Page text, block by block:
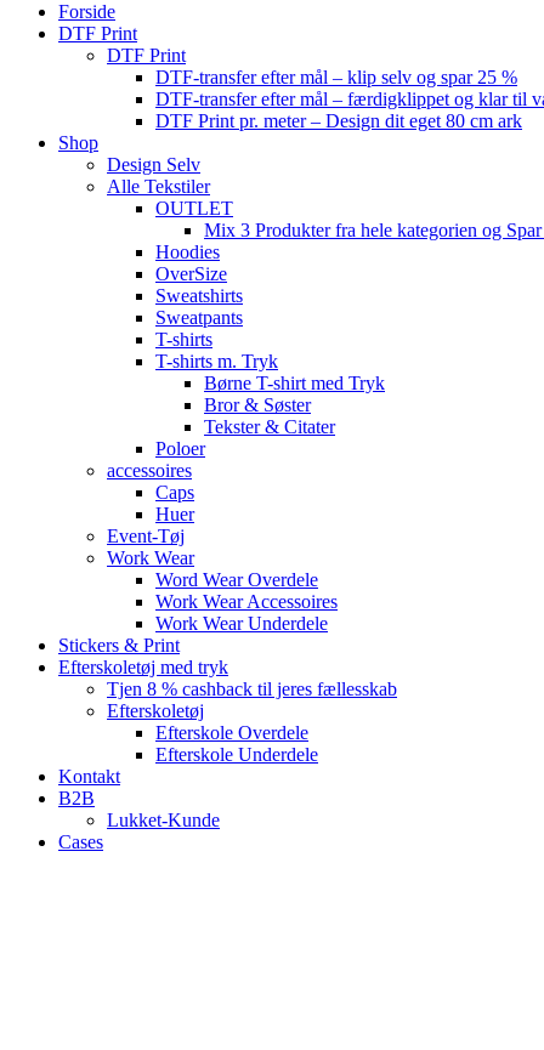
Forside
DTF Print
DTF Print
DTF-transfer efter mål – klip selv og spar 25 %
DTF-transfer efter mål – færdigklippet og klar til
DTF Print pr. meter – Design dit eget 80 cm ark
Shop
Design Selv
Alle Tekstiler
OUTLET
Mix 3 Produkter fra hele kategorien og
Hoodies
OverSize
Sweatshirts
Sweatpants
T-shirts
T-shirts m. Tryk
Børne T-shirt med Tryk
Bror & Søster
Tekster & Citater
Poloer
accessoires
Caps
Huer
Event-Tøj
Work Wear
Word Wear Overdele
Work Wear Accessoires
Work Wear Underdele
Stickers & Print
Efterskoletøj med tryk
Tjen 8 % cashback til jeres fællesskab
Efterskoletøj
Efterskole Overdele
Efterskole Underdele
Kontakt
B2B
Lukket-Kunde
Cases